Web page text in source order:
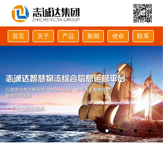
首页 关于 产品 新闻 使命 联系